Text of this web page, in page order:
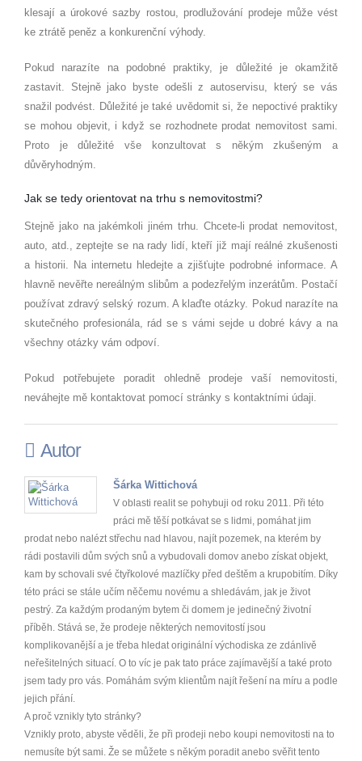
klesají a úrokové sazby rostou, prodlužování prodeje může vést
ke ztrátě peněz a konkurenční výhody.
Pokud narazíte na podobné praktiky, je důležité je okamžitě
zastavit. Stejně jako byste odešli z autoservisu, který se vás
snažil podvést. Důležité je také uvědomit si, že nepoctivé praktiky
se mohou objevit, i když se rozhodnete prodat nemovitost sami.
Proto je důležité vše konzultovat s někým zkušeným a
důvěryhodným.
Jak se tedy orientovat na trhu s nemovitostmi?
Stejně jako na jakémkoli jiném trhu. Chcete-li prodat nemovitost,
auto, atd., zeptejte se na rady lidí, kteří již mají reálné zkušenosti
a historii. Na internetu hledejte a zjišťujte podrobné informace. A
hlavně nevěřte nereálným slibům a podezřelým inzerátům. Postačí
používat zdravý selský rozum. A klaďte otázky. Pokud narazíte na
skutečného profesionála, rád se s vámi sejde u dobré kávy a na
všechny otázky vám odpoví.
Pokud potřebujete poradit ohledně prodeje vaší nemovitosti,
neváhejte mě kontaktovat pomocí stránky s kontaktními údaji.
Autor
Šárka Wittichová
V oblasti realit se pohybuji od roku 2011. Při této
práci mě těší potkávat se s lidmi, pomáhat jim
prodat nebo nalézt střechu nad hlavou, najít pozemek, na kterém by
rádi postavili dům svých snů a vybudovali domov anebo získat objekt,
kam by schovali své čtyřkolové mazlíčky před deštěm a krupobitím. Díky
této práci se stále učím něčemu novému a shledávám, jak je život
pestrý. Za každým prodaným bytem či domem je jedinečný životní
příběh. Stává se, že prodeje některých nemovitostí jsou
komplikovanější a je třeba hledat originální východiska ze zdánlivě
neřešitelných situací. O to víc je pak tato práce zajímavější a také proto
jsem tady pro vás. Pomáhám svým klientům najít řešení na míru a podle
jejich přání.
A proč vznikly tyto stránky?
Vznikly proto, abyste věděli, že při prodeji nebo koupi nemovitosti na to
nemusíte být sami. Že se můžete s někým poradit anebo svěřit tento